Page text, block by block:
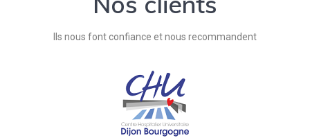
Ils nous font confiance et nous recommandent